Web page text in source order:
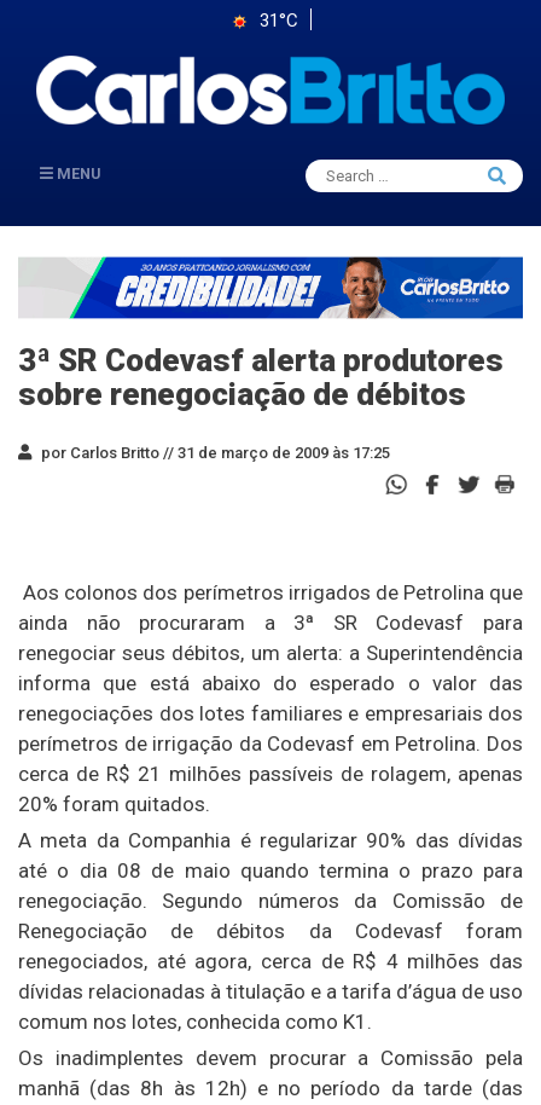
31°C
MENU
Search
for:
Search
3ª SR Codevasf alerta produtores
sobre renegociação de débitos
por Carlos Britto // 31 de março de 2009 às 17:25
Aos colonos dos perímetros irrigados de Petrolina que
ainda não procuraram a 3ª SR Codevasf para
renegociar seus débitos, um alerta: a Superintendência
informa que está abaixo do esperado o valor das
renegociações dos lotes familiares e empresariais dos
perímetros de irrigação da Codevasf em Petrolina. Dos
cerca de R$ 21 milhões passíveis de rolagem, apenas
20% foram quitados.
A meta da Companhia é regularizar 90% das dívidas
até o dia 08 de maio quando termina o prazo para
renegociação. Segundo números da Comissão de
Renegociação de débitos da Codevasf foram
renegociados, até agora, cerca de R$ 4 milhões das
dívidas relacionadas à titulação e a tarifa d’água de uso
comum nos lotes, conhecida como K1.
Os inadimplentes devem procurar a Comissão pela
manhã (das 8h às 12h) e no período da tarde (das